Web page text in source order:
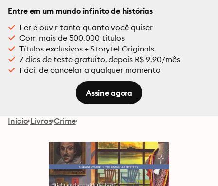
Entre em um mundo infinito de histórias
Ler e ouvir tanto quanto você quiser
Com mais de 500.000 títulos
Títulos exclusivos + Storytel Originals
7 dias de teste gratuito, depois R$19,90/mês
Fácil de cancelar a qualquer momento
Assine agora
Início Livros Crime